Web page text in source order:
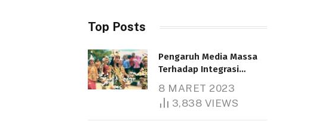
Top Posts
Pengaruh Media Massa
Terhadap Integrasi
8 MARET 2023
3,838 VIEWS